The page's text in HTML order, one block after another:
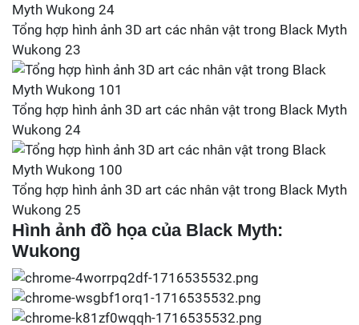
Tổng hợp hình ảnh 3D art các nhân vật trong Black Myth
Wukong 23
Tổng hợp hình ảnh 3D art các nhân vật trong Black Myth
Wukong 24
Tổng hợp hình ảnh 3D art các nhân vật trong Black Myth
Wukong 25
Hình ảnh đồ họa của Black Myth:
Wukong